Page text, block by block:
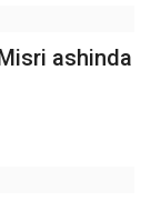
ashinda